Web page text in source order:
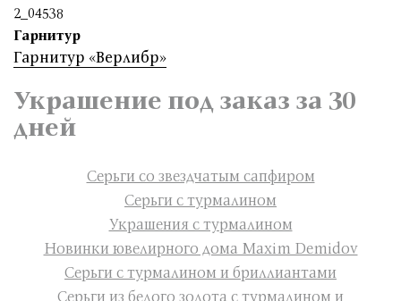
2_04538
Гарнитур
Гарнитур «Верлибр»
Украшение под заказ за 30
дней
Серьги со звездчатым сапфиром
Серьги с турмалином
Украшения с турмалином
Новинки ювелирного дома Maxim Demidov
Серьги с турмалином и бриллиантами
Серьги из белого золота с турмалином и